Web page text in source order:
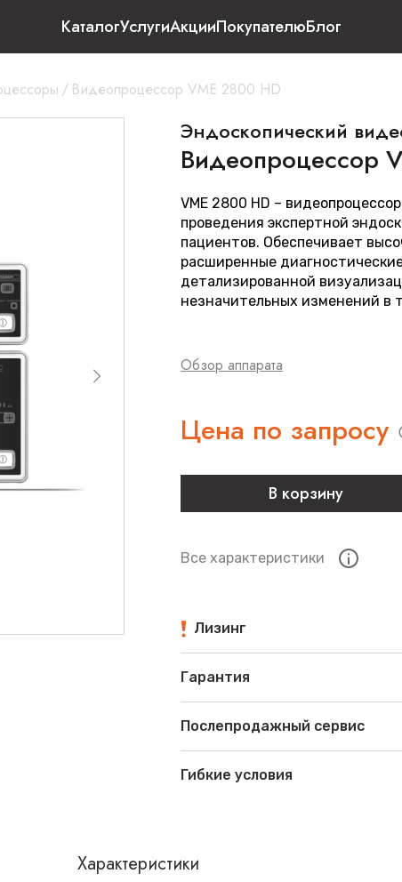
КаталогУслугиАкцииПокупателюБлог
/ Видеопроцессор VME 2800 HD
Эндоскопический
Видеопроцессор
VME 2800 HD –
проведения экспертной
пациентов. Обеспечивает
расширенные
детализированной
незначительных изменений в
Обзор аппарата
Цена по запросу
В корзину
Все характеристики
Лизинг
Гарантия
Послепродажный сервис
Гибкие условия
Характеристики